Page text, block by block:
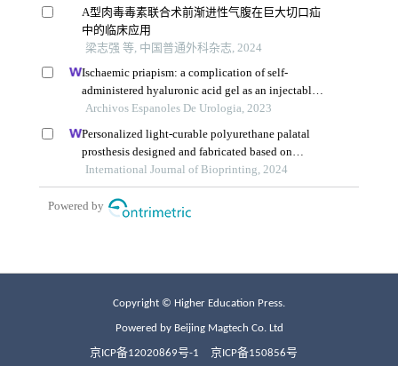
Copyright © Higher Education Press.
Powered by Beijing Magtech Co. Ltd
京ICP备12020869号-1 京ICP备150856号